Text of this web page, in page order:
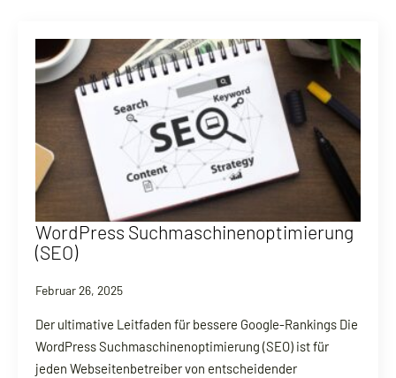
WordPress Suchmaschinenoptimierung
(SEO)
Februar 26, 2025
Der ultimative Leitfaden für bessere Google-Rankings Die
WordPress Suchmaschinenoptimierung (SEO) ist für
jeden Webseitenbetreiber von entscheidender